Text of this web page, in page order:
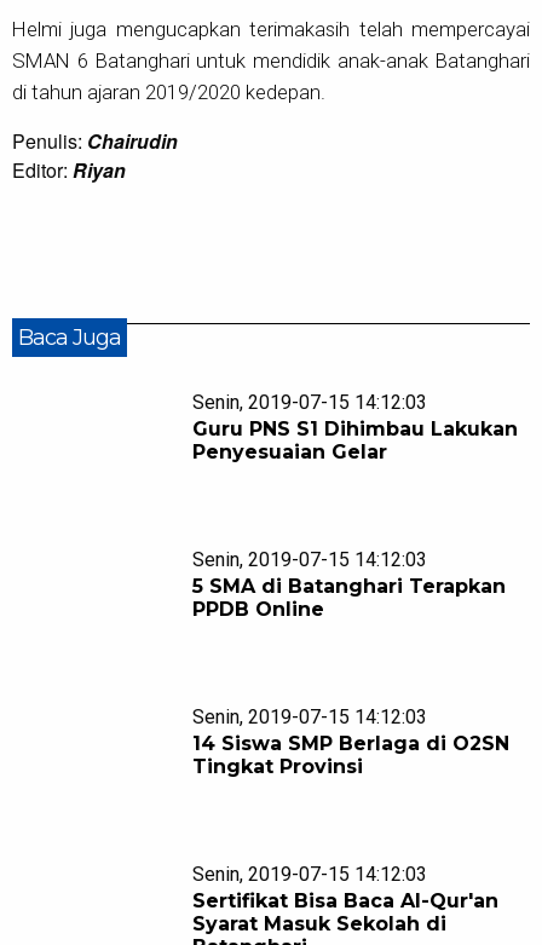
Helmi juga mengucapkan terimakasih telah mempercayai
SMAN 6 Batanghari untuk mendidik anak-anak Batanghari
di tahun ajaran 2019/2020 kedepan.
Penulis: Chairudin
Editor: Riyan
Baca Juga
Senin, 2019-07-15 14:12:03
Guru PNS S1 Dihimbau Lakukan
Penyesuaian Gelar
Senin, 2019-07-15 14:12:03
5 SMA di Batanghari Terapkan
PPDB Online
Senin, 2019-07-15 14:12:03
14 Siswa SMP Berlaga di O2SN
Tingkat Provinsi
Senin, 2019-07-15 14:12:03
Sertifikat Bisa Baca Al-Qur'an
Syarat Masuk Sekolah di